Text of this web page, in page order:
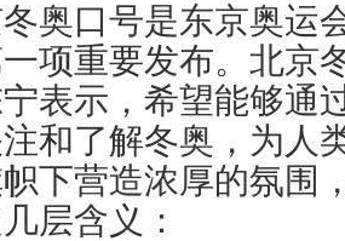
口号是东京奥运
项重要发布。北京
表示，希望能够通
和了解冬奥，为人
下营造浓厚的氛围
层含义：